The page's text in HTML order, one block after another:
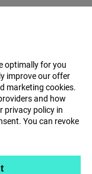
optimally for you
improve our offer
marketing cookies.
and how
privacy policy in
You can revoke